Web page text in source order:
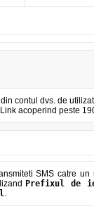
contul dvs. de
acoperind peste
SMS catre
Prefixul de
.